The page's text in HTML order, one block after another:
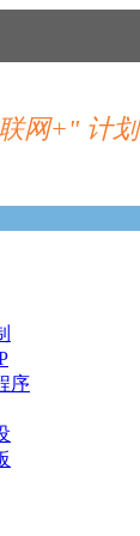
网+" 计划
序